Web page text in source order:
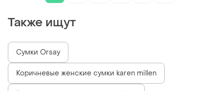
Также ищут
Сумки Orsay
Коричневые женские сумки karen millen